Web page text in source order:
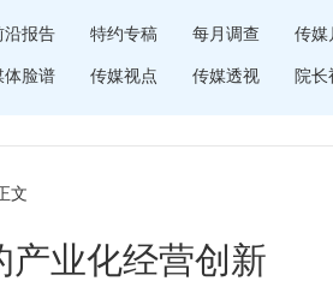
沿报告 特约专稿 每月调查 传媒
体脸谱 传媒视点 传媒透视 院长
文
产业化经营创新